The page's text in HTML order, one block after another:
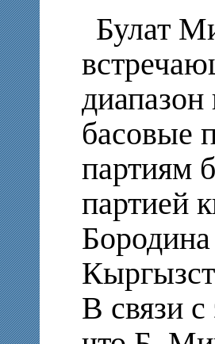
Булат
диапазон
басовые
партиям
партией
Бородина
В связи